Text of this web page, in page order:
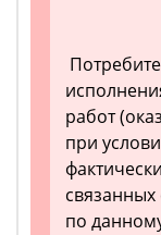
работ
при
по